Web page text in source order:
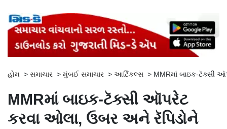
હોમ > સમાચાર > મુંબઈ સમાચાર > આર્ટિકલ્સ > MMRમાં બાઇક-ટૅક્સી
MMRમાં બાઇક-ટૅક્સી ઑપરેટ
કરવા ઓલા, ઉબર અને રૅપિડોને